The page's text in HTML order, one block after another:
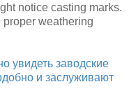
notice casting marks.
weathering
увидеть заводские
и заслуживают